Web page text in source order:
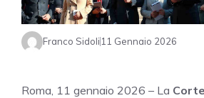
Franco Sidoli 11 Gennaio 2026
Roma, 11 gennaio 2026 – La